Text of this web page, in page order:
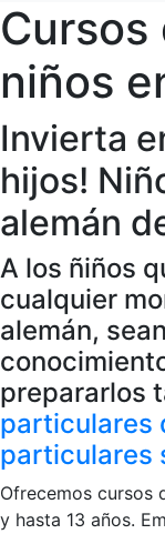
Cursos
niños
Invierta
hijos!
alemán
A los ñiños
cualquier
alemán,
prepararlos
particulares
particulares
Ofrecemos cursos
y hasta 13 años.